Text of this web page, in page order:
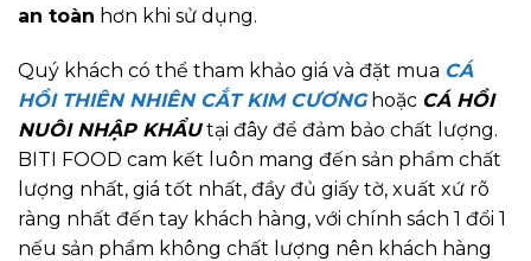
an toàn hơn khi sử dụng.
Quý khách có thể tham khảo giá và đặt mua CÁ
HỒI THIÊN NHIÊN CẮT KIM CƯƠNGhoặc CÁ HỒI
NUÔI NHẬP KHẨUtại đây để đảm bảo chất lượng.
BITI FOOD cam kết luôn mang đến sản phẩm chất
lượng nhất, giá tốt nhất, đầy đủ giấy tờ, xuất xứ rõ
ràng nhất đến tay khách hàng, với chính sách 1 đổi 1
nếu sản phẩm không chất lượng nên khách hàng